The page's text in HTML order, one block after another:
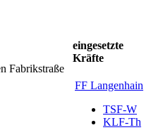
Fabrikstraße
eingesetzte
Kräfte
FF Langenhain
TSF-W
KLF-Th